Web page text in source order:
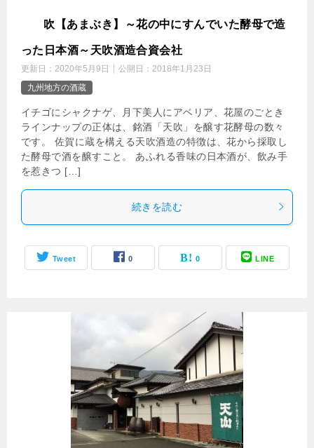
吹【あまぶき】～花の中にすんでいた酵母で造
った日本酒～天吹酒造合資会社
更新日： 2020年5月9日 公開日： 2018年1月23日
九州地方の酒蔵
イチゴにシャクナゲ、月下美人にアベリア、花屋のごとき
ラインナップの正体は、銘酒「天吹」を醸す花酵母の数々
です。 佐賀に蔵を構える天吹酒造の特徴は、花から採取し
た酵母で酒を醸すこと。 あふれる香味の日本酒が、飲み手
を惹きつ […]
続きを読む
Tweet 0 0 LINE